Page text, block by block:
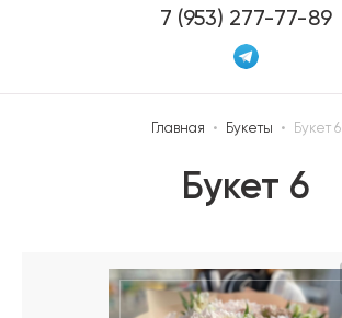
7 (953) 277-77-89
Главная • Букеты • Букет 6
Букет 6